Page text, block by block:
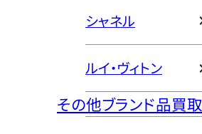
シャネル
ルイ・ヴィトン
その他ブランド品買取